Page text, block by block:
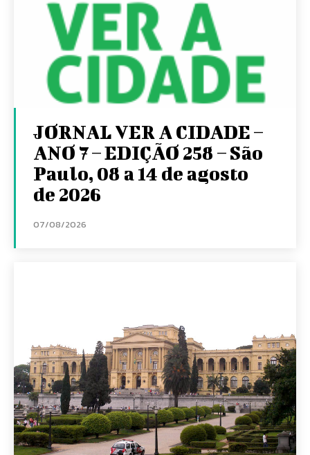
JORNAL VER A CIDADE –
ANO 7 – EDIÇÃO 258 – São
Paulo, 08 a 14 de agosto
de 2026
07/08/2026